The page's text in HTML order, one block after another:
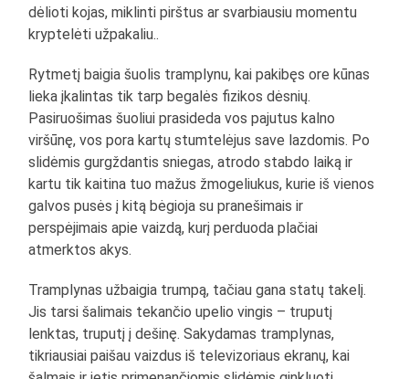
dėlioti kojas, miklinti pirštus ar svarbiausiu momentu
kryptelėti užpakaliu..
Rytmetį baigia šuolis tramplynu, kai pakibęs ore kūnas
lieka įkalintas tik tarp begalės fizikos dėsnių.
Pasiruošimas šuoliui prasideda vos pajutus kalno
viršūnę, vos pora kartų stumtelėjus save lazdomis. Po
slidėmis gurgždantis sniegas, atrodo stabdo laiką ir
kartu tik kaitina tuo mažus žmogeliukus, kurie iš vienos
galvos pusės į kitą bėgioja su pranešimais ir
perspėjimais apie vaizdą, kurį perduoda plačiai
atmerktos akys.
Tramplynas užbaigia trumpą, tačiau gana statų takelį.
Jis tarsi šalimais tekančio upelio vingis – truputį
lenktas, truputį į dešinę. Sakydamas tramplynas,
tikriausiai paišau vaizdus iš televizoriaus ekranų, kai